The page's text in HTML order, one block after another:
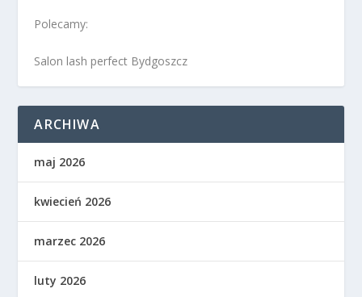
Polecamy:
Salon lash perfect Bydgoszcz
ARCHIWA
maj 2026
kwiecień 2026
marzec 2026
luty 2026